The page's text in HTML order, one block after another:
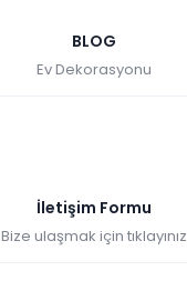
BLOG
Ev Dekorasyonu
İletişim Formu
Bize ulaşmak için tıklayınız